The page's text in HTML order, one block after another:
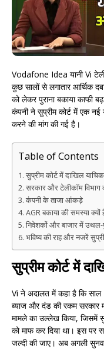
Vodafone Idea यानी Vi
कुछ सालों से लगातार आर्थिक
को लेकर पुराना बकाया काफी
कंपनी ने सुप्रीम कोर्ट में एक
करने की मांग की गई है।
Table of Contents
सुप्रीम कोर्ट में दाखिल
सरकार और टेलीकॉम विभाग
कंपनी के ताजा आंकड़े
AGR बकाया की समस्या क्यों
निवेशकों और बाजार में
भविष्य की राह और नजरें
सुप्रीम कोर्ट में
Vi ने अदालत में कहा है कि
ब्याज और दंड की रकम सरकार
मामले का उल्लेख किया, जिसमें
को माफ कर दिया था। इस पर
जल्दी की जाए। अब अगली